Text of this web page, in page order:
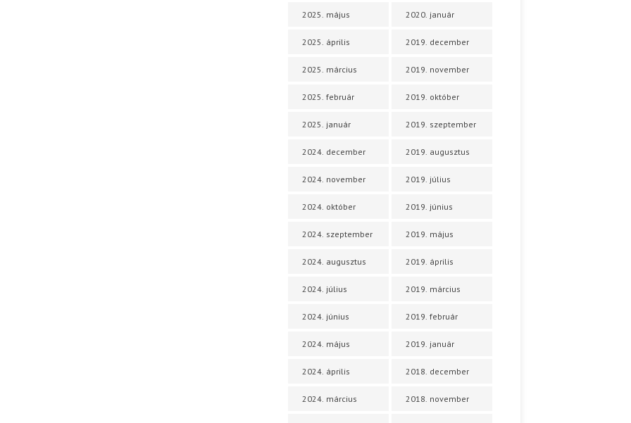
2025. május
2025. április
2025. március
2025. február
2025. január
2024. december
2024. november
2024. október
2024. szeptember
2024. augusztus
2024. július
2024. június
2024. május
2024. április
2024. március
2020. január
2019. december
2019. november
2019. október
2019. szeptember
2019. augusztus
2019. július
2019. június
2019. május
2019. április
2019. március
2019. február
2019. január
2018. december
2018. november